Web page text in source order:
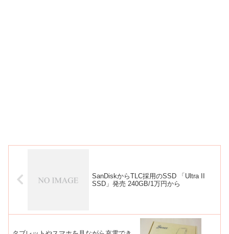
SanDiskからTLC採用のSSD 「Ultra II
SSD」発売 240GB/1万円から